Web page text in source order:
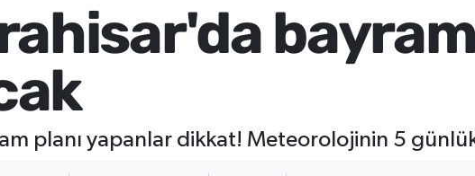
bayram
planı yapanlar dikkat! Meteorolojinin 5